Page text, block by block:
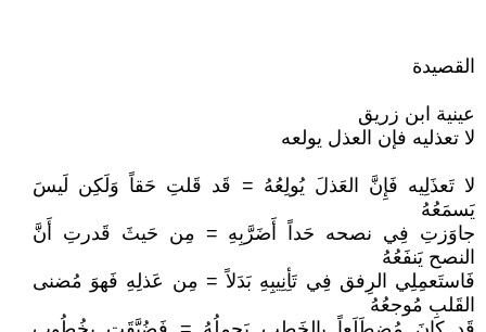
القصيدة
عينية ابن زريق
لا تعذليه فإن العذل يولعه
لا تَعذَلِيه فَإِنَّ العَذلَ يُولِعُهُ = قَد قَلتِ حَقاً وَلَكِن لَيسَ
يَسمَعُهُ
جاوَزتِ فِي نصحه حَداً أَضَرَّبِهِ = مِن حَيثَ قَدرتِ أَنَّ
النصح يَنفَعُهُ
فَاستَعمِلِي الرِفق فِي تَأِنِيبِهِ بَدَلاً = مِن عَذلِهِ فَهوَ مُضنى
القَلبِ مُوجعُهُ